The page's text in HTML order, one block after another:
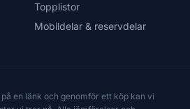
Topplistor
Mobildelar & reservdelar
en länk och genomför ett köp kan vi